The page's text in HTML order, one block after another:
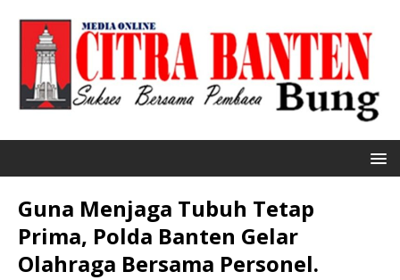
Guna Menjaga Tubuh Tetap
Prima, Polda Banten Gelar
Olahraga Bersama Personel.